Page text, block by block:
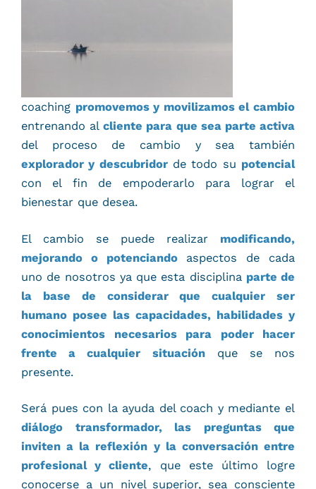
coaching promovemos y movilizamos el cambio
entrenando alcliente para que sea parte activa
del proceso de cambio y sea también
explorador y descubridorde todo su potencial
con el fin de empoderarlo para lograr el
bienestar que desea.
El cambio se puede realizar modificando,
mejorando o potenciandoaspectos de cada
uno de nosotros ya que esta disciplina parte de
la base de considerar que cualquier ser
humano posee las capacidades, habilidades y
conocimientos necesarios para poder hacer
frente a cualquier situaciónque se nos
presente.
Será pues con la ayuda del coach y mediante el
diálogo transformador, las preguntas que
inviten a la reflexión y la conversación entre
profesional y cliente, que este último logre
conocerse a un nivel superior, sea consciente